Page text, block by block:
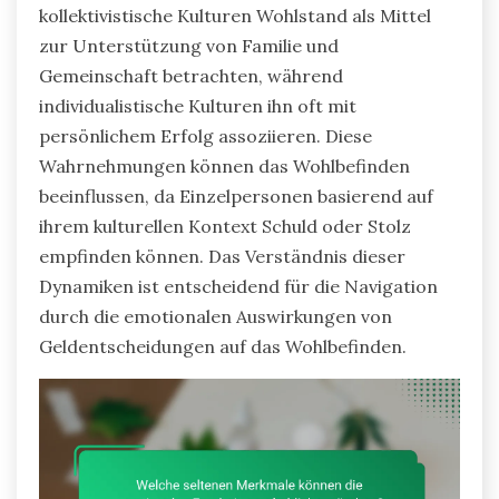
kollektivistische Kulturen Wohlstand als Mittel
zur Unterstützung von Familie und
Gemeinschaft betrachten, während
individualistische Kulturen ihn oft mit
persönlichem Erfolg assoziieren. Diese
Wahrnehmungen können das Wohlbefinden
beeinflussen, da Einzelpersonen basierend auf
ihrem kulturellen Kontext Schuld oder Stolz
empfinden können. Das Verständnis dieser
Dynamiken ist entscheidend für die Navigation
durch die emotionalen Auswirkungen von
Geldentscheidungen auf das Wohlbefinden.